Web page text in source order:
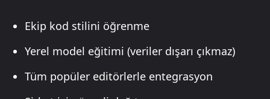
Ekip kod stilini öğrenme
Yerel model eğitimi (veriler dışarı çıkmaz)
Tüm popüler editörlerle entegrasyon